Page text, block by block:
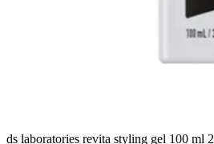
ds laboratories revita styling gel 100 ml 2